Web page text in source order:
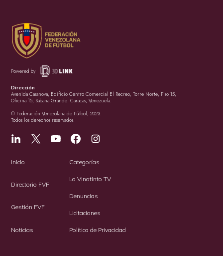
Powered by
Dirección
Avenida Casanova, Edificio Centro Comercial El Recreo, Torre Norte, Piso 15,
Oficina 15, Sabana Grande. Caracas, Venezuela.
© Federación Venezolana de Fútbol, 2023.
Todos los derechos reservados.
Inicio
Directorio FVF
Gestión FVF
Noticias
Categorías
La Vinotinto TV
Denuncias
Licitaciones
Política de Privacidad